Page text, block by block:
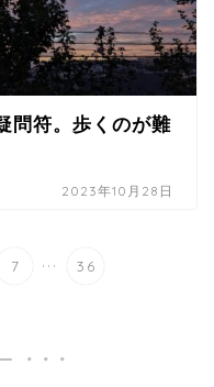
問符。歩くのが難
2023年10月28日
7 ... 36